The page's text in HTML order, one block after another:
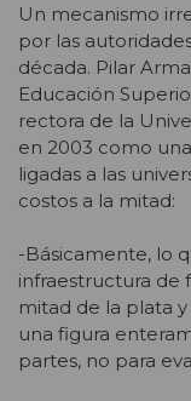
Un mecanismo
por las
década. Pilar
Educación
rectora de la
en 2003 como
ligadas a las
costos a la mitad:
-Básicamente, lo
infraestructura de
mitad de la plata
una figura
partes, no para